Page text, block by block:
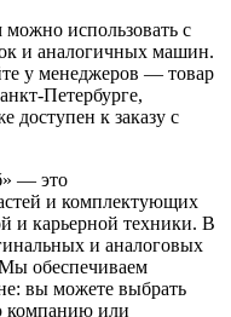
использовать с
и аналогичных машин.
у менеджеров — товар
Петербурге,
доступен к заказу с
— это
и комплектующих
и карьерной техники. В
и аналоговых
обеспечиваем
вы можете выбрать
компанию или